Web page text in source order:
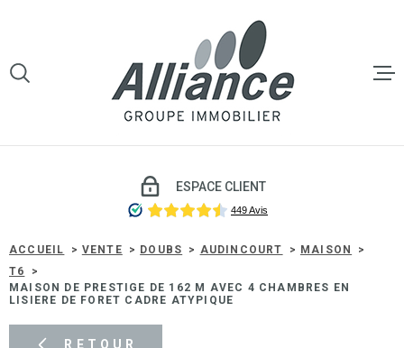
recherche
principal
ESPACE CLIENT
ACCUEIL VENTE DOUBS AUDINCOURT
MAISON
T6
MAISON DE PRESTIGE DE 162 M AVEC 4 CHAMBRES EN
LISIERE DE FORET CADRE ATYPIQUE
RETOUR
VOTRE
RECHERCHE
TYPE
BIEN